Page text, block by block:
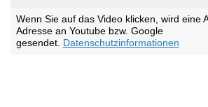
Wenn Sie auf das Video klicken, wird eine
Adresse an Youtube bzw. Google
gesendet. Datenschutzinformationen